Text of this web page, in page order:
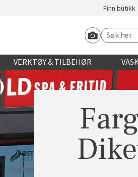
Finn butikk
Start
Søk etter:
VERKTØY & TILBEHØR